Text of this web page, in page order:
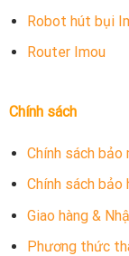
Robot hút bụi
Router Imou
Chính sách
Chính sách bảo
Chính sách bảo
Giao hàng &
Phương thức